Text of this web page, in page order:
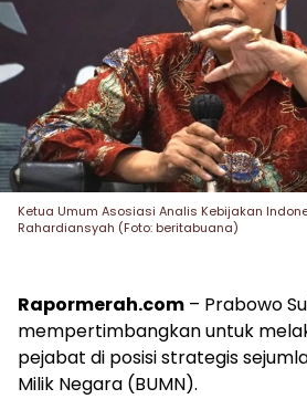
Ketua Umum Asosiasi Analis Kebijakan
Rahardiansyah (Foto: beritabuana)
Rapormerah.com – Prabowo
mempertimbangkan untuk
pejabat di posisi strategis
Milik Negara (BUMN).